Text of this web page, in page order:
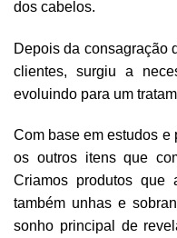
dos cabelos.
Depois da consagração
clientes, surgiu a
evoluindo para um
Com base em estudos e
os outros itens que
Criamos produtos que
também unhas e
sonho principal de